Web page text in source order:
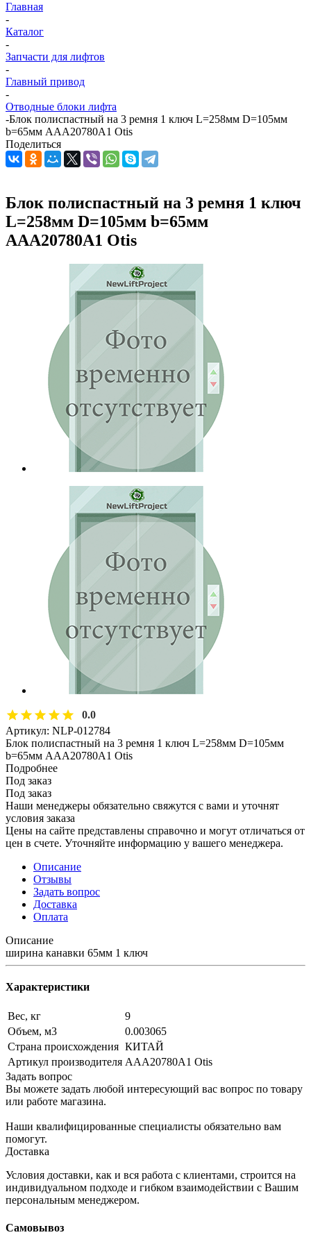
Главная
-
Каталог
-
Запчасти для лифтов
-
Главный привод
-
Отводные блоки лифта
-Блок полиспастный на 3 ремня 1 ключ L=258мм D=105мм
b=65мм AAA20780A1 Otis
Поделиться
Блок полиспастный на 3 ремня 1 ключ
L=258мм D=105мм b=65мм
AAA20780A1 Otis
0.0
Артикул: NLP-012784
Блок полиспастный на 3 ремня 1 ключ L=258мм D=105мм
b=65мм AAA20780A1 Otis
Подробнее
Под заказ
Под заказ
Наши менеджеры обязательно свяжутся с вами и уточнят
условия заказа
Цены на сайте представлены справочно и могут отличаться от
цен в счете. Уточняйте информацию у вашего менеджера.
Описание
Отзывы
Задать вопрос
Доставка
Оплата
Описание
ширина канавки 65мм 1 ключ
Характеристики
Вес, кг
9
Объем, м3
0.003065
Страна происхождения КИТАЙ
Артикул производителя AAA20780A1 Otis
Задать вопрос
Вы можете задать любой интересующий вас вопрос по товару
или работе магазина.
Наши квалифицированные специалисты обязательно вам
помогут.
Доставка
Условия доставки, как и вся работа с клиентами, строится на
индивидуальном подходе и гибком взаимодействии с Вашим
персональным менеджером.
Самовывоз